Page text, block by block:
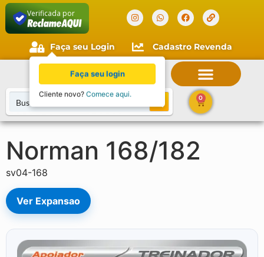
Verificada por
Faça seu Login Cadastro Revenda
0
Norman 168/182
sv04-168
Ver Expansao
Faça seu login
Cliente novo? Comece aqui.